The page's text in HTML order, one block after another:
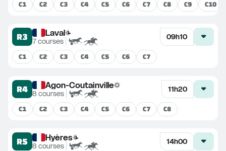
C1 C2 C3 C4 C5 C6 C7 C8 C9 C10
R3 Laval
7courses 09h10
C1 C2 C3 C4 C5 C6 C7
R4 Agon-Coutainville
8 courses 11h20
C1 C2 C3 C4 C5 C6 C7 C8
R5 Hyères
8 courses 14h00